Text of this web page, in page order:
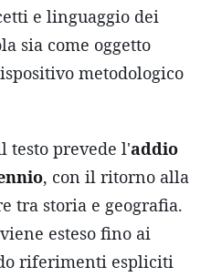
e linguaggio dei
sia come oggetto
metodologico
testo prevede l'addio
, con il ritorno alla
tra storia e geografia.
esteso fino ai
riferimenti espliciti